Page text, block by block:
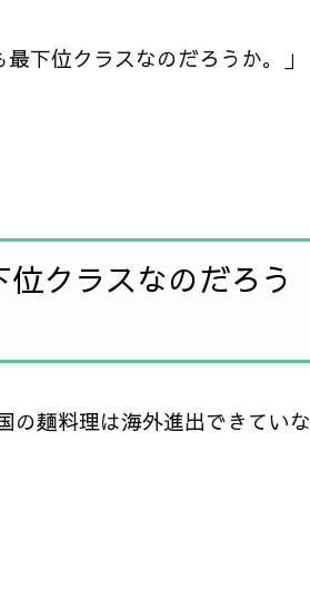
下位クラスなのだろうか。」
クラスなのだろう
の麺料理は海外進出できていな